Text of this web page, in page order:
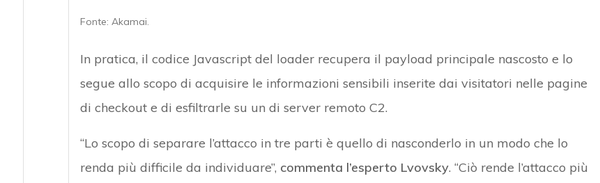
Fonte: Akamai.
In pratica, il codice Javascript del loader recupera il payload principale nascosto e lo
segue allo scopo di acquisire le informazioni sensibili inserite dai visitatori nelle pagine
di checkout e di esfiltrarle su un di server remoto C2.
“Lo scopo di separare l’attacco in tre parti è quello di nasconderlo in un modo che lo
renda più difficile da individuare”, commenta l’esperto Lvovsky. “Ciò rende l’attacco più